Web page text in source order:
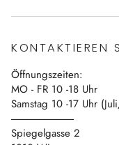
Impressum
Vertrag widerrufen
Blog
Kontakt
KONTAKTIEREN
Öffnungszeiten:
MO - FR 10 -18 Uhr
Samstag 10 -17 Uhr
------------------------------
Spiegelgasse 2